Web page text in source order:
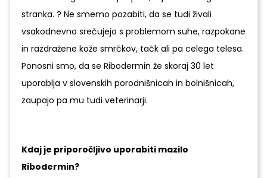
stranka. ? Ne smemo pozabiti, da se tudi živali
vsakodnevno srečujejo s problemom suhe, razpokane
in razdražene kože smrčkov, tačk ali pa celega telesa.
Ponosni smo, da se Ribodermin že skoraj 30 let
uporablja v slovenskih porodnišnicah in bolnišnicah,
zaupajo pa mu tudi veterinarji.
Kdaj je priporočljivo uporabiti mazilo
Ribodermin?